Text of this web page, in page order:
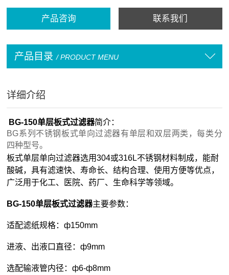
产品咨询 联系我们
产品目录 / PRODUCT MENU
详细介绍
BG-150单层板式过滤器简介：
BG系列不锈钢板式单向过滤器有单层和双层两类，每类分
四种型号。
板式单层单向过滤器选用304或316L不锈钢材料制成，能耐
酸碱，具有滤速快、寿命长、结构合理、使用方便等优点，
广泛用于化工、医院、药厂、生命科学等领域。
BG-150单层板式过滤器主要参数：
适配滤纸规格：ф150mm
进液、出液口直径：ф9mm
选配输液管内径：ф6-ф8mm